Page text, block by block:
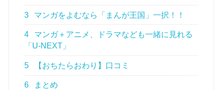
3 マンガをよむなら「まんが王国」一択！！
4
マンガ＋アニメ、ドラマなども一緒に見れる
「U-NEXT」
5 【おちたらおわり】口コミ
6 まとめ